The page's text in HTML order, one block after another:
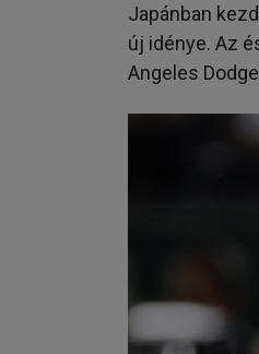
Japánban
új idénye. Az
Angeles